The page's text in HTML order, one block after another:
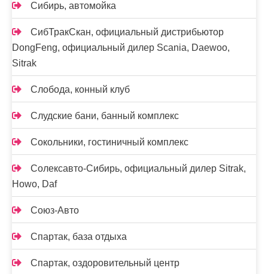
Сибирь, автомойка
СибТракСкан, официальный дистрибьютор
DongFeng, официальный дилер Scania, Daewoo,
Sitrak
Слобода, конный клуб
Слудские бани, банный комплекс
Сокольники, гостиничный комплекс
Солексавто-Сибирь, официальный дилер Sitrak,
Howo, Daf
Союз-Авто
Спартак, база отдыха
Спартак, оздоровительный центр